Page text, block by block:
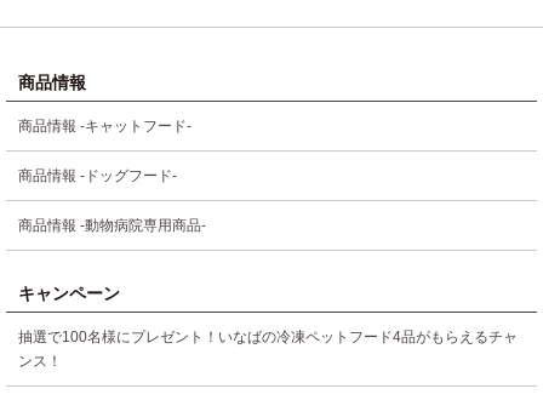
商品情報
商品情報 -キャットフード-
商品情報 -ドッグフード-
商品情報 -動物病院専用商品-
キャンペーン
抽選で100名様にプレゼント！いなばの冷凍ペットフード4品がもらえるチャ
ンス！